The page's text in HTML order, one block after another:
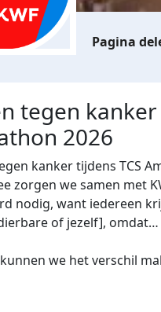
tegen
2026
kanker tijdens TCS
zorgen we samen met
nodig, want iedereen
of jezelf], omdat…
we het verschil